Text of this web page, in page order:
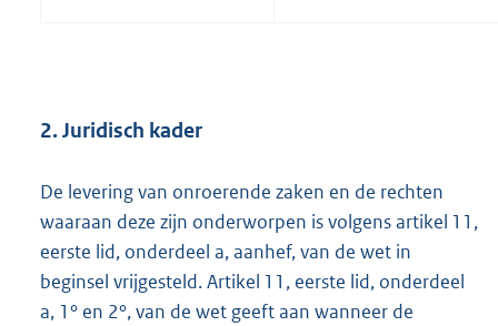
2. Juridisch kader
De levering van onroerende zaken en de rechten
waaraan deze zijn onderworpen is volgens artikel 11,
eerste lid, onderdeel a, aanhef, van de wet in
beginsel vrijgesteld. Artikel 11, eerste lid, onderdeel
a, 1° en 2°, van de wet geeft aan wanneer de